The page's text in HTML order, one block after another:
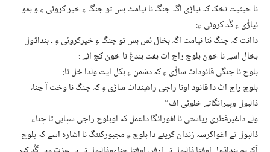
نا حیثیت تخک کہ نیاڑی اگہ جنگ نا نیامٹ بس تو جنگ ءِ خیر کروئی ءِ و ہمو
نیاڑٰی ءِ گُد کروئی ءِ:
داانت کہ جنگ ئنا نیامٹ اگہ بخال ئس بس تو جنگ ءِ خیرکروئی ءِ ۔ ہنداڈول
بخال اسے نا خون بلوچ راج اٹ ہفت بندغ نا خون کچ اٹے :
بلوچ نا جنگی قانوداٹ ساڑٰی ءِ کہ دشمن ءِ ہکل ایت ولدا خل تا:
بلوچ راج اٹ دا قانود اونا راجی راھبنداٹ ساڑی ءِ کہ جنگ نا وخت آ چنا،
ذالبول وپیرانگاتے خلوئی اف”
ولے داغیرفطری ریاستی نا لغورانگا داعمل کہ اوبلوچ راجی سپاہی تا چناء
ذالبول تے اغواکرسہ زندان کرینے دا بلوچ ءِ مجبورکننگ نا اشارہ اسے کہ بلوچ